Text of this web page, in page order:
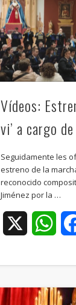
Vídeos:
vi’ a cargo
Seguidamente les
estreno de la
reconocido
Jiménez por la …